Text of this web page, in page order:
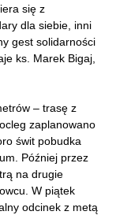
się z
dla siebie, inni
gest solidarności
ks. Marek Bigaj,
– trasę z
zaplanowano
świt pobudka
Później przez
na drugie
W piątek
odcinek z metą